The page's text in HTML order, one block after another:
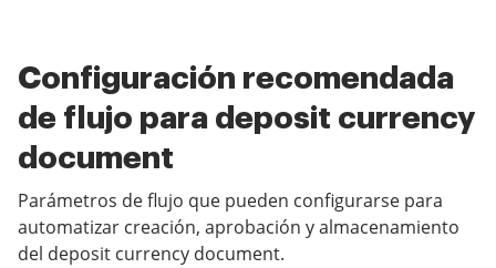
Configuración recomendada
de flujo para deposit currency
document
Parámetros de flujo que pueden configurarse para
automatizar creación, aprobación y almacenamiento
del deposit currency document.